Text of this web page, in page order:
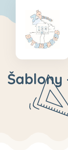
Šablony